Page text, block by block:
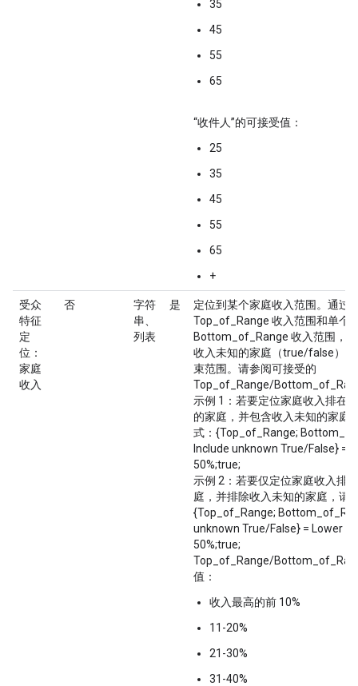
35
45
55
65
“收件人”的可接受值：
25
35
45
55
65
+
受众
特征
定
位：
家庭
收入
否
字符
串、
列表
是
定位到某个家庭收入范围。通过
Top_of_Range 收入范围和单个
Bottom_of_Range 收入范围，
收入未知的家庭（true/false）
束范围。请参阅可接受的
Top_of_Range/
示例 1：若要定位家庭收入排在
的家庭，并包含收入未知的家庭
式：{Top_of_Range;
Include unknown True/False} =
50%;true;
示例 2：若要仅定位家庭收入排
庭，并排除收入未知的家庭，请
{Top_of_Range;
unknown True/False} = Lower
50%;true;
Top_of_Range/
值：
收入最高的前 10%
11-20%
21-30%
31-40%